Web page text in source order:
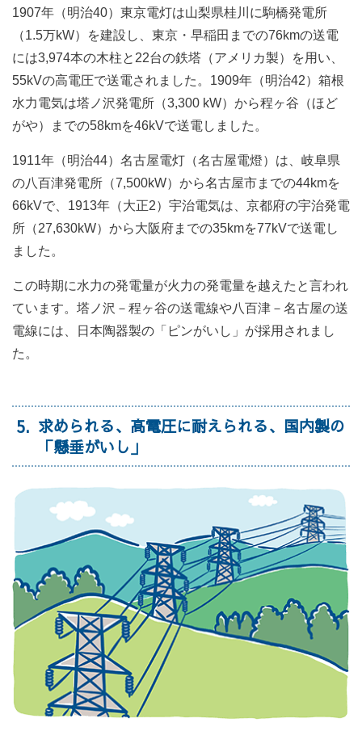
1907年（明治40）東京電灯は山梨県桂川に駒橋発電所
（1.5万kW）を建設し、東京・早稲田までの76kmの送電
には3,974本の木柱と22台の鉄塔（アメリカ製）を用い、
55kVの高電圧で送電されました。1909年（明治42）箱根
水力電気は塔ノ沢発電所（3,300 kW）から程ヶ谷（ほど
がや）までの58kmを46kVで送電しました。
1911年（明治44）名古屋電灯（名古屋電燈）は、岐阜県
の八百津発電所（7,500kW）から名古屋市までの44kmを
66kVで、1913年（大正2）宇治電気は、京都府の宇治発電
所（27,630kW）から大阪府までの35kmを77kVで送電し
ました。
この時期に水力の発電量が火力の発電量を越えたと言われ
ています。塔ノ沢－程ヶ谷の送電線や八百津－名古屋の送
電線には、日本陶器製の「ピンがいし」が採用されまし
た。
5
求められる、高電圧に耐えられる、国内製の
「懸垂がいし」